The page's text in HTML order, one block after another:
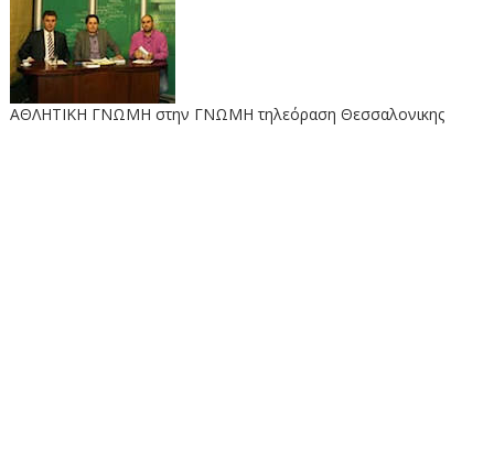
ΑΘΛΗΤΙΚΗ ΓΝΩΜΗ στην ΓΝΩΜΗ τηλεόραση Θεσσαλονικης